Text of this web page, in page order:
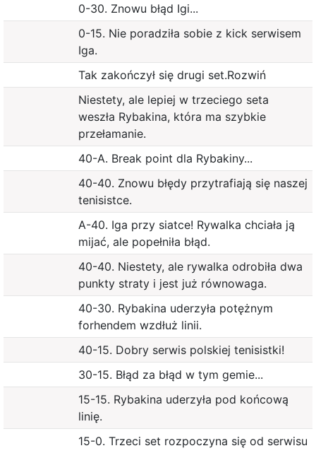
0-30. Znowu błąd Igi...
0-15. Nie poradziła sobie z kick serwisem
Iga.
Tak zakończył się drugi set.Rozwiń
Niestety, ale lepiej w trzeciego seta
weszła Rybakina, która ma szybkie
przełamanie.
40-A. Break point dla Rybakiny...
40-40. Znowu błędy przytrafiają się naszej
tenisistce.
A-40. Iga przy siatce! Rywalka chciała ją
mijać, ale popełniła błąd.
40-40. Niestety, ale rywalka odrobiła dwa
punkty straty i jest już równowaga.
40-30. Rybakina uderzyła potężnym
forhendem wzdłuż linii.
40-15. Dobry serwis polskiej tenisistki!
30-15. Błąd za błąd w tym gemie...
15-15. Rybakina uderzyła pod końcową
linię.
15-0. Trzeci set rozpoczyna się od serwisu